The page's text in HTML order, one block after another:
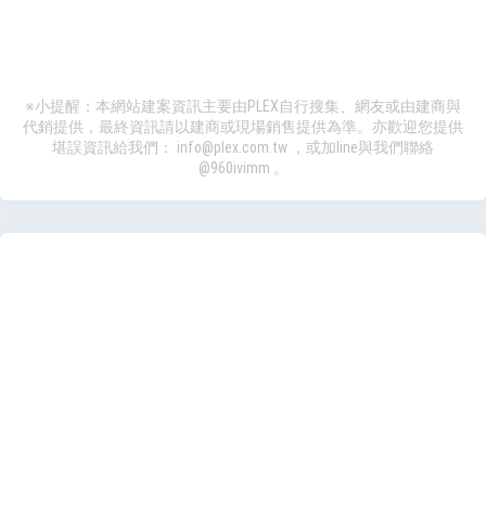
※小提醒：本網站建案資訊主要由PLEX自行搜集、網友或由建商與
代銷提供，最終資訊請以建商或現場銷售提供為準。亦歡迎您提供
堪誤資訊給我們： info@plex.com.tw ，或加line與我們聯絡
@960ivimm 。